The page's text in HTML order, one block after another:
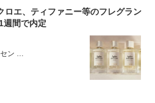
ロエ、ティファニー等のフレグラン
週間で内定
セン …